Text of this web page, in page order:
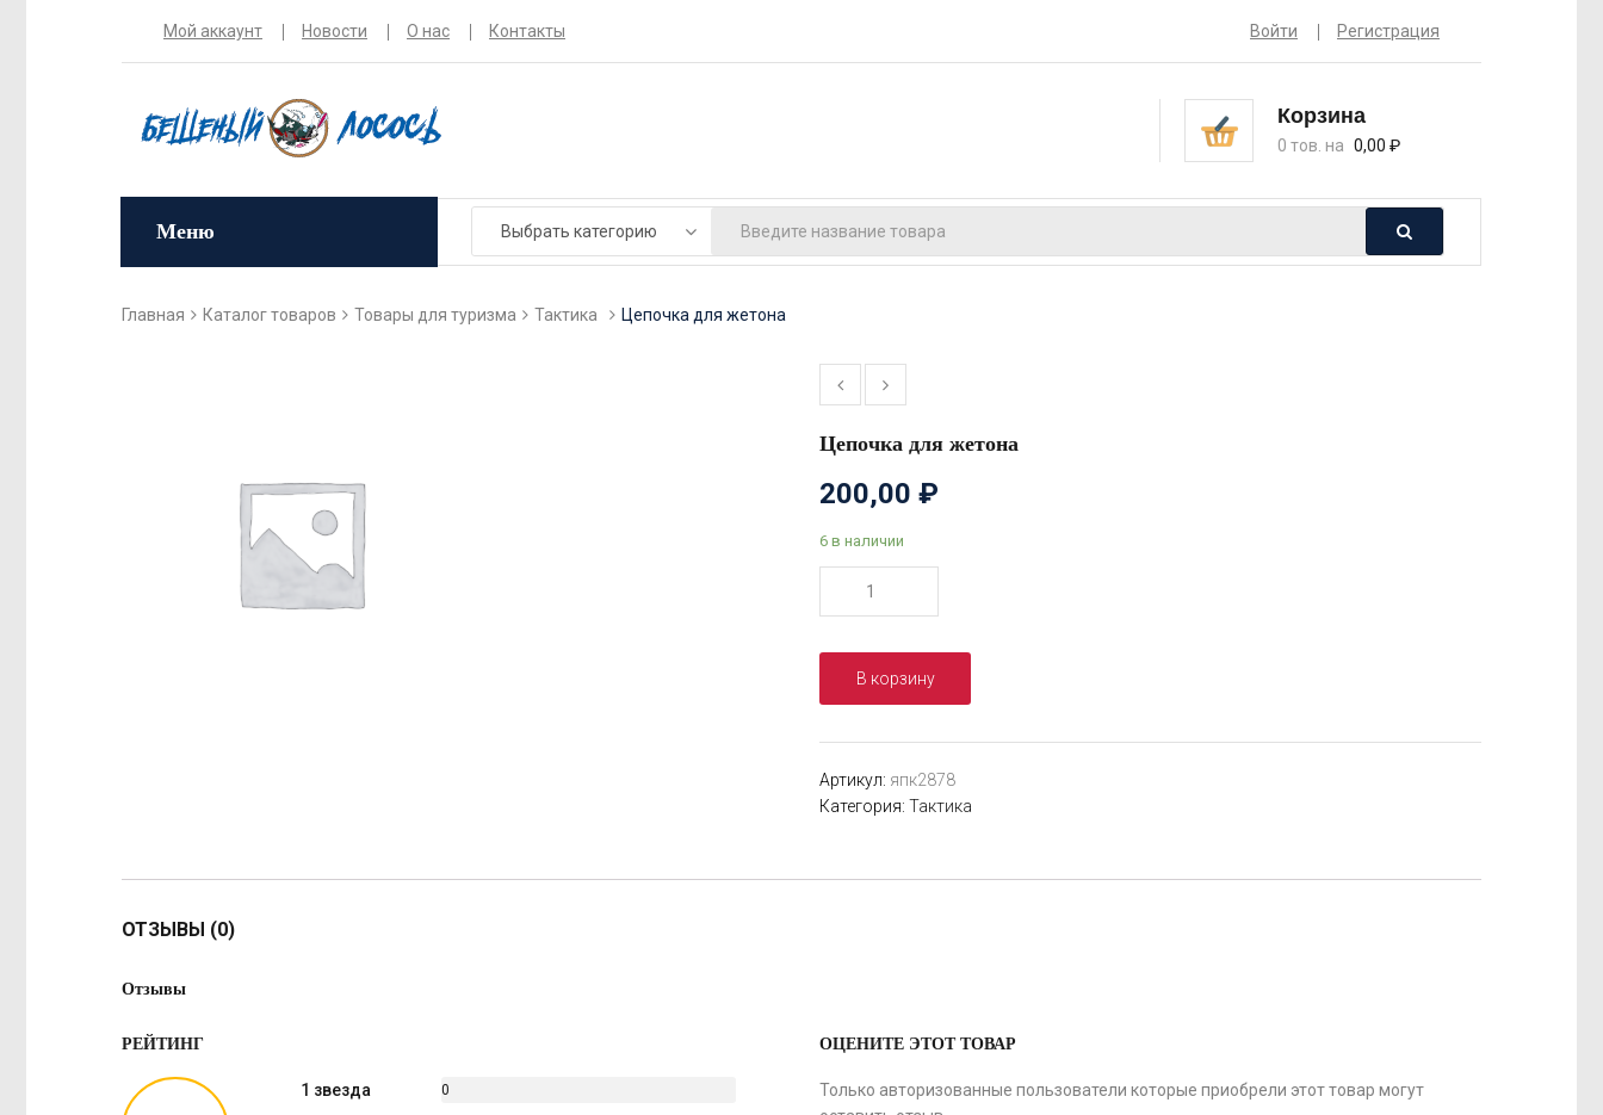
Мой аккаунт Новости О нас Контакты Войти Регистрация
Корзина
0 тов. на 0,00 ₽
Меню
Главная Каталог товаров Товары для туризма Тактика Цепочка для жетона
Цепочка для жетона
200,00 ₽
6 в наличии
для
жетонаВ корзину
Артикул: япк2878
Категория: Тактика
ОТЗЫВЫ (0)
Отзывы
РЕЙТИНГ
1 звезда
0
ОЦЕНИТЕ ЭТОТ ТОВАР
Только авторизованные пользователи которые приобрели этот товар могут